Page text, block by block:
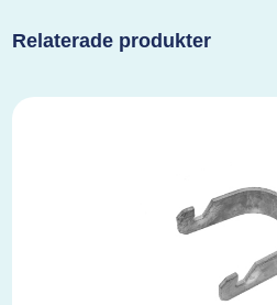
Relaterade produkter